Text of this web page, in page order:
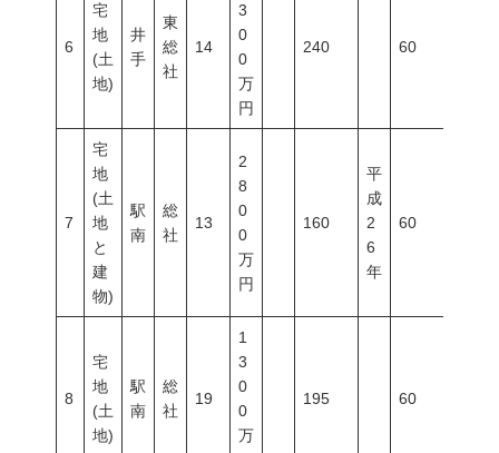
6
宅
地
(土
地)
井
手
東
総
社
14
3
0
0
万
円
240 60
7
宅
地
(土
地
と
建
物)
駅
南
総
社
13
2
8
0
0
万
円
160
平
成
2
6
年
60
8
宅
地
(土
地)
駅
南
総
社
19
1
3
0
0
万
195 60